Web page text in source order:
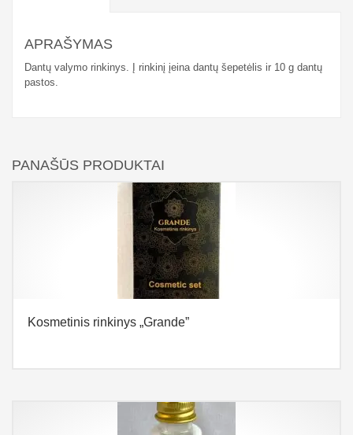
APRAŠYMAS
Dantų valymo rinkinys. Į rinkinį įeina dantų šepetėlis ir 10 g dantų
pastos.
PANAŠŪS PRODUKTAI
Kosmetinis rinkinys „Grande”